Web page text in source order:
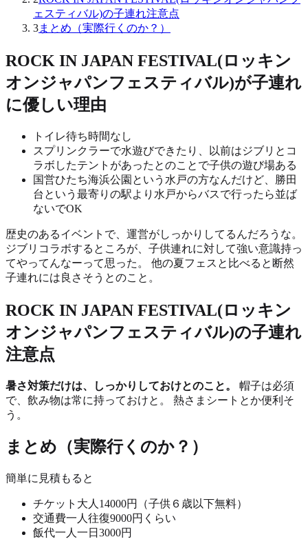
ェスティバル)の子連れ注意点
3まとめ（実際行くのか？）
ROCK IN JAPAN FESTIVAL(ロッキン
オンジャパンフェスティバル)が子連れ
に優しい理由
トイレ待ち時間なし
スプリンクラーで水遊びできたり、以前はジブリとコ
ラボしたテントがあったとのことで子供の遊び場ある
国営ひたち海浜公園という水戸の方なんだけど、勝田
台という最寄りの駅より水戸からバスで行ったら並ば
ないでOK
歴史のあるイベントで、運営がしっかりしてるんだろうな。
ジブリコラボするところが、子供連れに対して強い意識持っ
てやってんなーって思った。 他の夏フェスと比べると断然
子連れには良さそうとのこと。
ROCK IN JAPAN FESTIVAL(ロッキン
オンジャパンフェスティバル)の子連れ
注意点
暑さ対策だけは、しっかりしておけとのこと。
帽子は必須
で、飲み物は常に持っておけと。 熱さまシートとか便利そ
う。
まとめ（実際行くのか？）
簡単に見積もると
チケット大人14000円（子供６歳以下無料）
交通費一人往復9000円くらい
飯代一人一日3000円